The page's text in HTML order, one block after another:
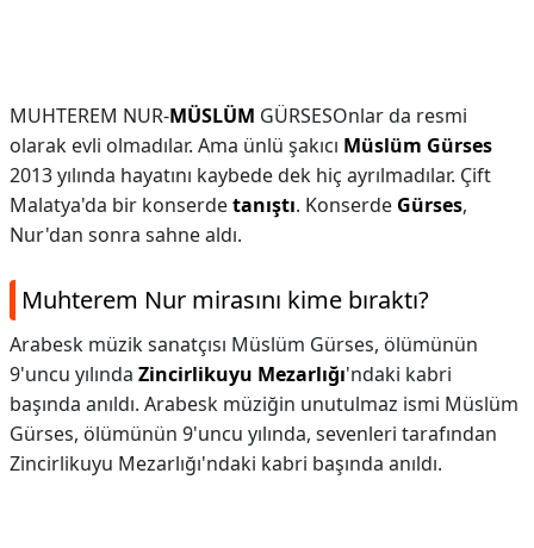
MUHTEREM NUR-MÜSLÜM GÜRSESOnlar da resmi
olarak evli olmadılar. Ama ünlü şakıcı Müslüm Gürses
2013 yılında hayatını kaybede dek hiç ayrılmadılar. Çift
Malatya'da bir konserdetanıştı. Konserde Gürses,
Nur'dan sonra sahne aldı.
Muhterem Nur mirasını kime bıraktı?
Arabesk müzik sanatçısı Müslüm Gürses, ölümünün
9'uncu yılında Zincirlikuyu Mezarlığı'ndaki kabri
başında anıldı. Arabesk müziğin unutulmaz ismi Müslüm
Gürses, ölümünün 9'uncu yılında, sevenleri tarafından
Zincirlikuyu Mezarlığı'ndaki kabri başında anıldı.